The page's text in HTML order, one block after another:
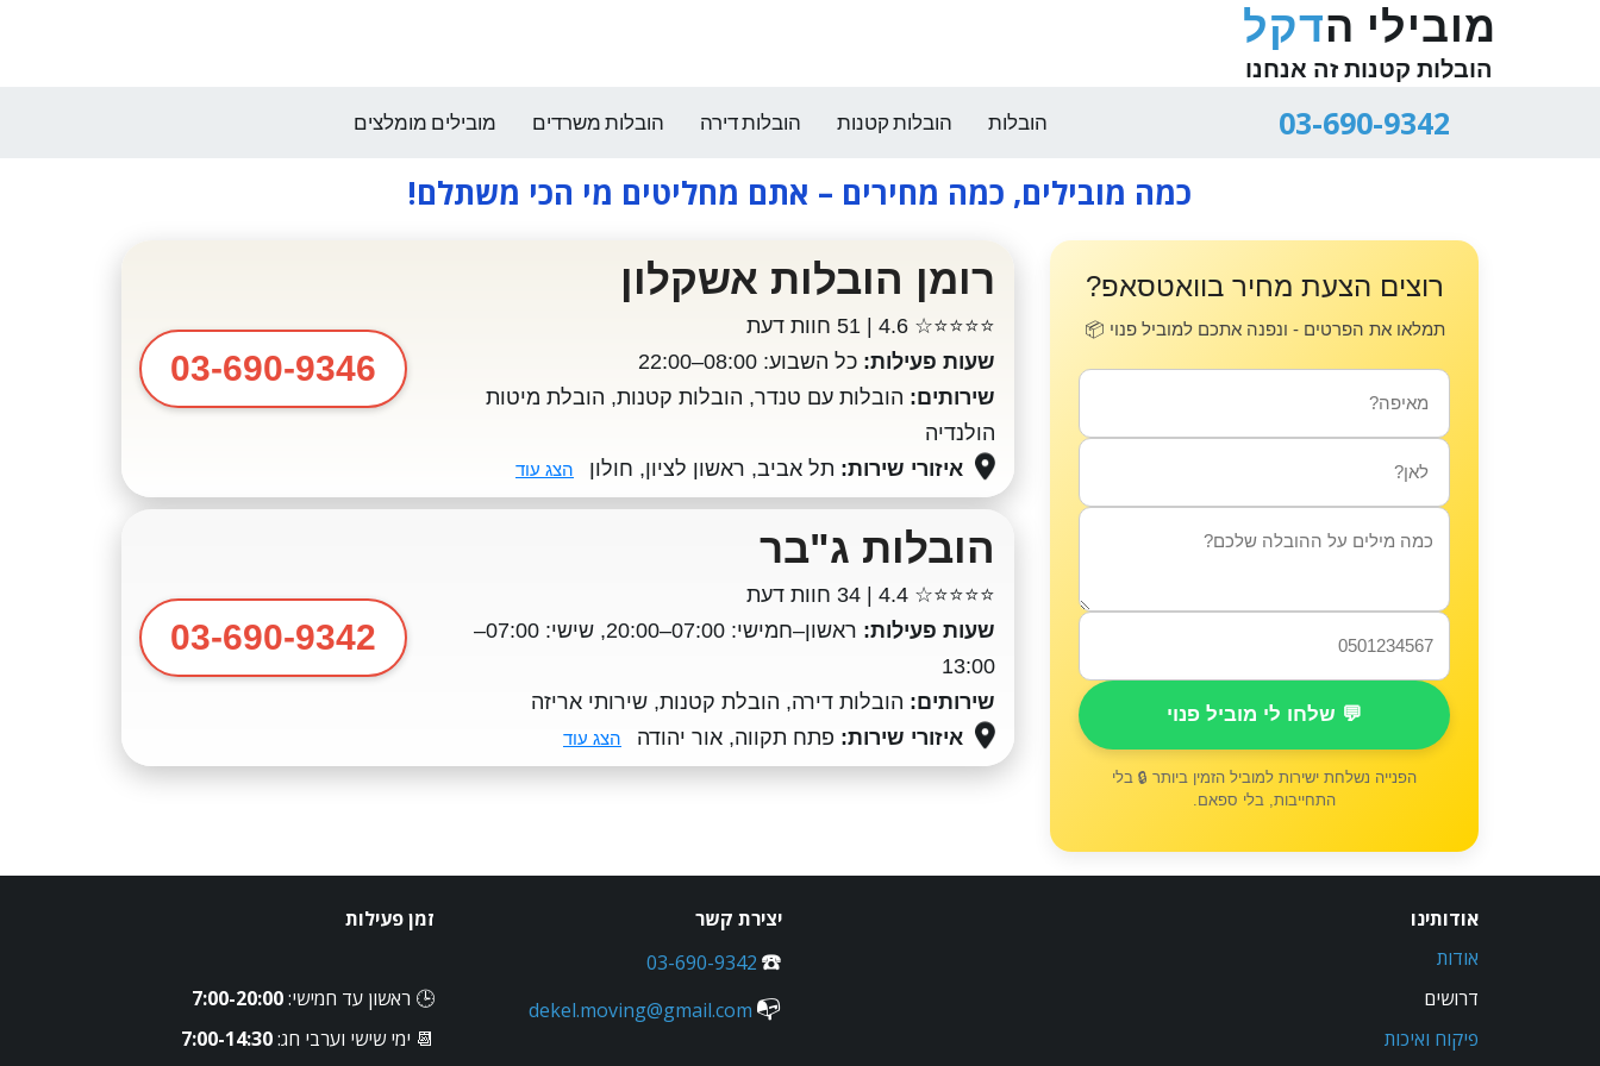
מובילי הדקל
הובלות קטנות זה אנחנו
03-690-9342 הובלות הובלות קטנות הובלות דירה הובלות משרדים מובילים מומלצים
כמה מובילים, כמה מחירים – אתם מחליטים מי הכי משתלם!
רוצים הצעת מחיר בוואטסאפ?
תמלאו את הפרטים - ונפנה אתכם למוביל פנוי 📦
💬 שלחו לי מוביל פנוי
הפנייה נשלחת ישירות למוביל הזמין ביותר 🔒 בלי
התחייבות, בלי ספאם.
רומן הובלות אשקלון
⭐⭐⭐⭐☆ 4.6 | 51 חוות דעת
שעות פעילות: כל השבוע: 08:00–22:00
שירותים: הובלות עם טנדר, הובלות קטנות, הובלת מיטות
הולנדיה
איזורי שירות: תל אביב, ראשון לציון, חולון הצג עוד
03-690-9346
הובלות ג"בר
⭐⭐⭐⭐☆ 4.4 | 34 חוות דעת
שעות פעילות:
ראשון–חמישי: 07:00–20:00, שישי: 07:00–
13:00
שירותים: הובלות דירה, הובלת קטנות, שירותי אריזה
איזורי שירות: פתח תקווה, אור יהודה הצג עוד
03-690-9342
אודותינו
אודות
דרושים
פיקוח ואיכות
יצירת קשר
☎️
03-690-9342
📭
dekel.moving@gmail.com
זמן פעילות
🕒 ראשון עד חמישי: 7:00-20:00
📆 ימי שישי וערבי חג: 7:00-14:30